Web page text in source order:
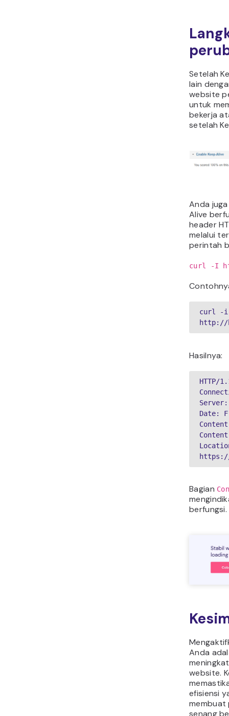
Setelah
lain
website
untuk
bekerja
setelah
Anda
Alive
header
melalui
perintah
curl -I
curl -i
http://
Hasilnya:
HTTP/
Date:
https://
Bagian
berfungsi.
Anda
website.
efisiensi
membuat
senang